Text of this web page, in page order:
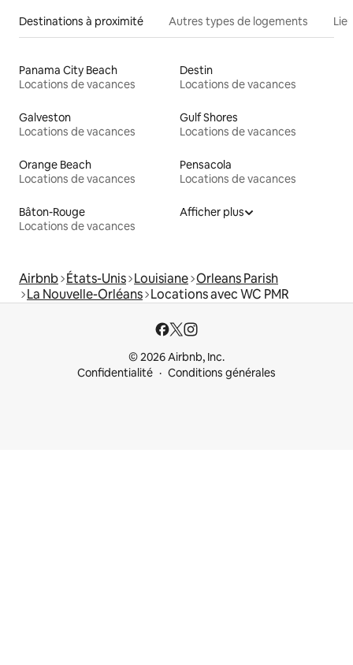
Destinations à proximité Autres types de logements
Panama City Beach
Locations de vacances
Destin
Locations de vacances
Galveston
Locations de vacances
Gulf Shores
Locations de vacances
Orange Beach
Locations de vacances
Pensacola
Locations de vacances
Bâton-Rouge
Locations de vacances
Afficher plus
Airbnb États-Unis Louisiane Orleans Parish
La Nouvelle-Orléans Locations avec WC PMR
© 2026 Airbnb, Inc.
Confidentialité
Conditions générales